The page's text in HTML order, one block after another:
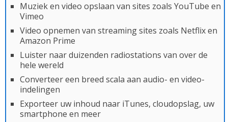
Muziek en video opslaan van sites zoals YouTube en
Vimeo
Video opnemen van streaming sites zoals Netflix en
Amazon Prime
Luister naar duizenden radiostations van over de
hele wereld
Converteer een breed scala aan audio- en video-
indelingen
Exporteer uw inhoud naar iTunes, cloudopslag, uw
smartphone en meer